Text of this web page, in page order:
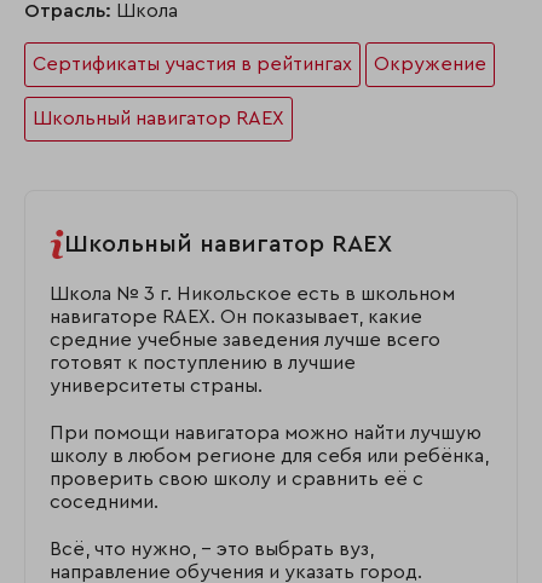
Отрасль: Школа
Сертификаты участия в рейтингах Окружение
Школьный навигатор RAEX
Школьный навигатор RAEX
Школа № 3 г. Никольское есть в школьном
навигаторе RAEX. Он показывает, какие
средние учебные заведения лучше всего
готовят к поступлению в лучшие
университеты страны.
При помощи навигатора можно найти лучшую
школу в любом регионе для себя или ребёнка,
проверить свою школу и сравнить её с
соседними.
Всё, что нужно, – это выбрать вуз,
направление обучения и указать город.